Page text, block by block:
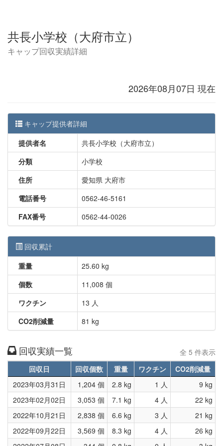
共長小学校（大府市立）
キャップ回収実績詳細
2026年08月07日 現在
キャップ提供者詳細
提供者名
共長小学校（大府市立）
分類
小学校
住所
愛知県 大府市
電話番号
0562-46-5161
FAX番号
0562-44-0026
回収累計
重量
25.60 kg
個数
11,008 個
ワクチン
13 人
CO2削減量
81 kg
回収実績一覧 全 5 件表示
回収日 回収個数 重量 ワクチン
CO2削減量
2023年03月31日
1,204 個 2.8 kg 1 人
9 kg
2023年02月02日
3,053 個 7.1 kg 4 人
22 kg
2022年10月21日
2,838 個 6.6 kg 3 人
21 kg
2022年09月22日
3,569 個 8.3 kg 4 人
26 kg